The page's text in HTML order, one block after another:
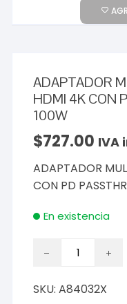
ADAPTADOR
HDMI 4K CON
100W
$727.00 IVA
ADAPTADOR
CON PD
En existencia
ADAPTADOR
C
SKU:A84032X